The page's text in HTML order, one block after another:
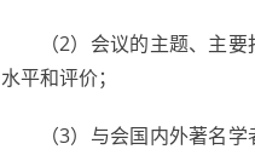
（2）会议的主题、主
水平和评价；
（3）与会国内外著名